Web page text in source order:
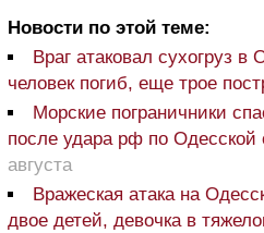
Новости по этой теме:
Враг атаковал сухогруз
человек погиб, еще трое
Морские пограничники
после удара рф по Одесской
августа
Вражеская атака на
двое детей, девочка в